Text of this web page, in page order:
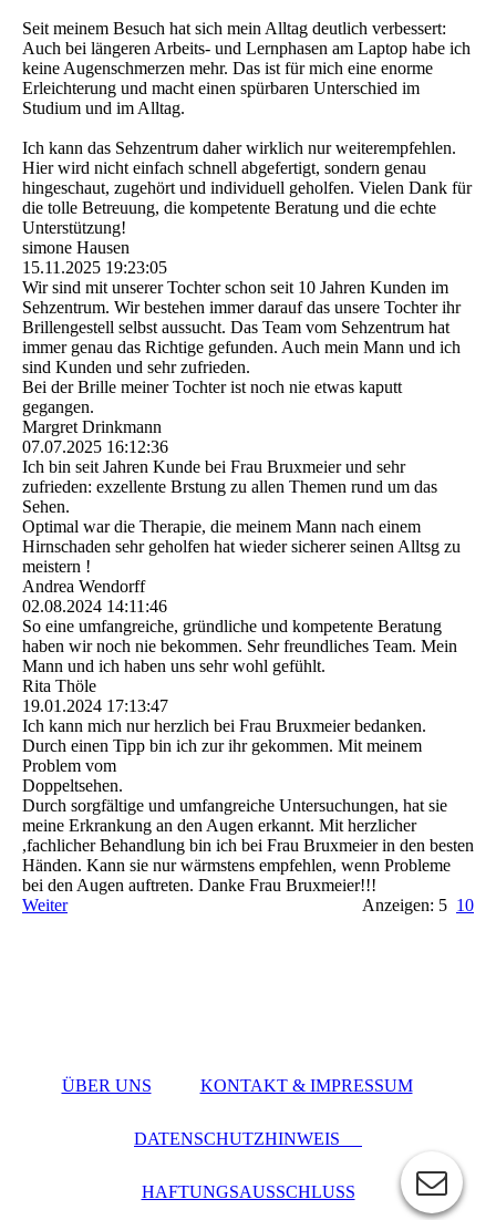
Seit meinem Besuch hat sich mein Alltag deutlich verbessert:
Auch bei längeren Arbeits- und Lernphasen am Laptop habe ich
keine Augenschmerzen mehr. Das ist für mich eine enorme
Erleichterung und macht einen spürbaren Unterschied im
Studium und im Alltag.
Ich kann das Sehzentrum daher wirklich nur weiterempfehlen.
Hier wird nicht einfach schnell abgefertigt, sondern genau
hingeschaut, zugehört und individuell geholfen. Vielen Dank für
die tolle Betreuung, die kompetente Beratung und die echte
Unterstützung!
simone Hausen
15.11.2025 19:23:05
Wir sind mit unserer Tochter schon seit 10 Jahren Kunden im
Sehzentrum. Wir bestehen immer darauf das unsere Tochter ihr
Brillengestell selbst aussucht. Das Team vom Sehzentrum hat
immer genau das Richtige gefunden. Auch mein Mann und ich
sind Kunden und sehr zufrieden.
Bei der Brille meiner Tochter ist noch nie etwas kaputt
gegangen.
Margret Drinkmann
07.07.2025 16:12:36
Ich bin seit Jahren Kunde bei Frau Bruxmeier und sehr
zufrieden: exzellente Brstung zu allen Themen rund um das
Sehen.
Optimal war die Therapie, die meinem Mann nach einem
Hirnschaden sehr geholfen hat wieder sicherer seinen Alltsg zu
meistern !
Andrea Wendorff
02.08.2024 14:11:46
So eine umfangreiche, gründliche und kompetente Beratung
haben wir noch nie bekommen. Sehr freundliches Team. Mein
Mann und ich haben uns sehr wohl gefühlt.
Rita Thöle
19.01.2024 17:13:47
Ich kann mich nur herzlich bei Frau Bruxmeier bedanken.
Durch einen Tipp bin ich zur ihr gekommen. Mit meinem
Problem vom
Doppeltsehen.
Durch sorgfältige und umfangreiche Untersuchungen, hat sie
meine Erkrankung an den Augen erkannt. Mit herzlicher
,fachlicher Behandlung bin ich bei Frau Bruxmeier in den besten
Händen. Kann sie nur wärmstens empfehlen, wenn Probleme
bei den Augen auftreten. Danke Frau Bruxmeier!!!
Weiter
Anzeigen: 5 10
ÜBER UNS KONTAKT & IMPRESSUM
DATENSCHUTZHINWEIS
HAFTUNGSAUSSCHLUSS